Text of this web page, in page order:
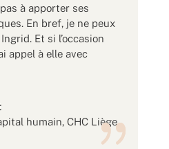
à apporter ses
En bref, je ne peux
Et si l’occasion
appel à elle avec
humain, CHC Liège